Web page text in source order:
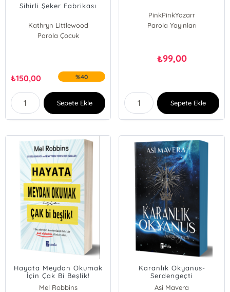
Sihirli Şeker Fabrikası
Kathryn Littlewood
Parola Çocuk
₺150,00 %40
Sepete Ekle
PinkPinkYazarr
Parola Yayınları
₺99,00
Sepete Ekle
Hayata Meydan Okumak
İçin Çak Bi Beşlik!
Mel Robbins
Karanlık Okyanus-
Serdengeçti
Asi Mavera